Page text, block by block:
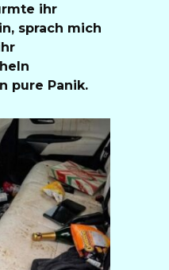
ihr
sprach mich
pure Panik.